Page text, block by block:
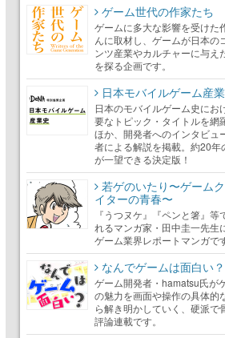
ゲーム世代の作家たち
ゲームに多大な影響を受けた
んに取材し、ゲームが日本の
ンツ産業やカルチャーに与え
を探る企画です。
日本モバイルゲーム産
日本のモバイルゲーム史にお
要なトピック・タイトルを網
ほか、開発者へのインタビュ
者による解説を掲載。約20年
が一望できる決定版！
若ゲのいたり〜ゲーム
イターの青春〜
『うつヌケ』『ペンと箸』等
れるマンガ家・田中圭一先生
ゲーム業界レポートマンガです
なんでゲームは面白い？
ゲーム開発者・hamatsu氏が
の魅力を画面や操作の具体的
ら解き明かしていく、硬派で
評論連載です。